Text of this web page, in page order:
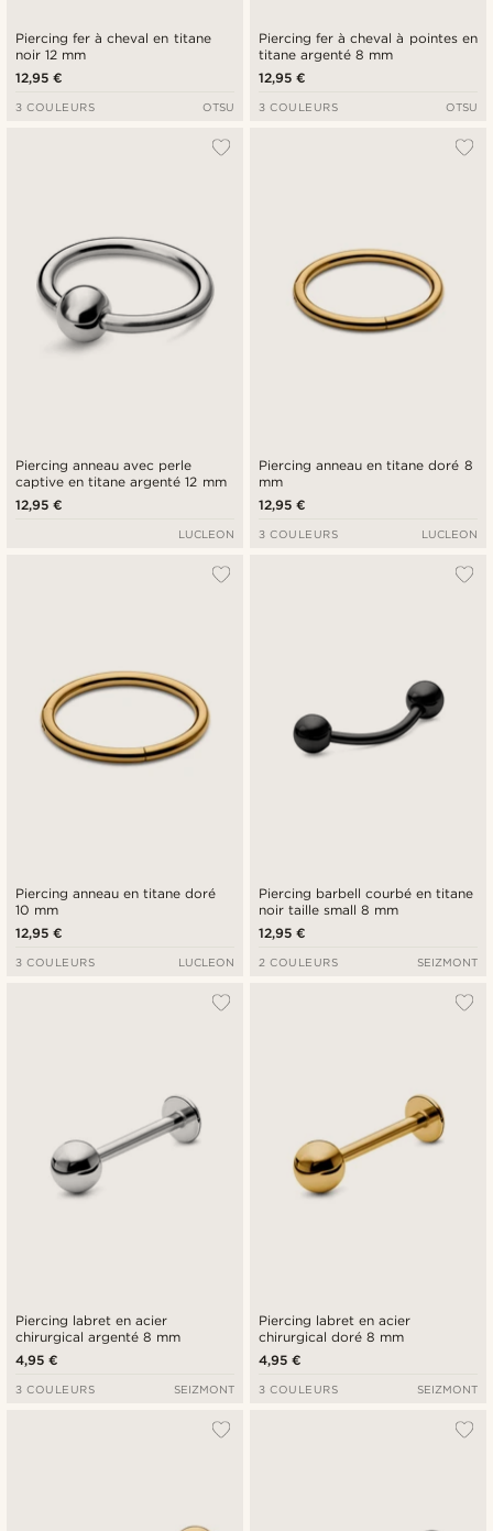
Piercing fer à cheval en titane
noir 12 mm
12,95 €
3 COULEURS OTSU
Piercing fer à cheval à pointes en
titane argenté 8 mm
12,95 €
3 COULEURS OTSU
Piercing anneau avec perle
captive en titane argenté 12 mm
12,95 €
LUCLEON
Piercing anneau en titane doré 8
mm
12,95 €
3 COULEURS LUCLEON
Piercing anneau en titane doré
10 mm
12,95 €
3 COULEURS LUCLEON
Piercing barbell courbé en titane
noir taille small 8 mm
12,95 €
2 COULEURS SEIZMONT
Piercing labret en acier
chirurgical argenté 8 mm
4,95 €
3 COULEURS SEIZMONT
Piercing labret en acier
chirurgical doré 8 mm
4,95 €
3 COULEURS SEIZMONT